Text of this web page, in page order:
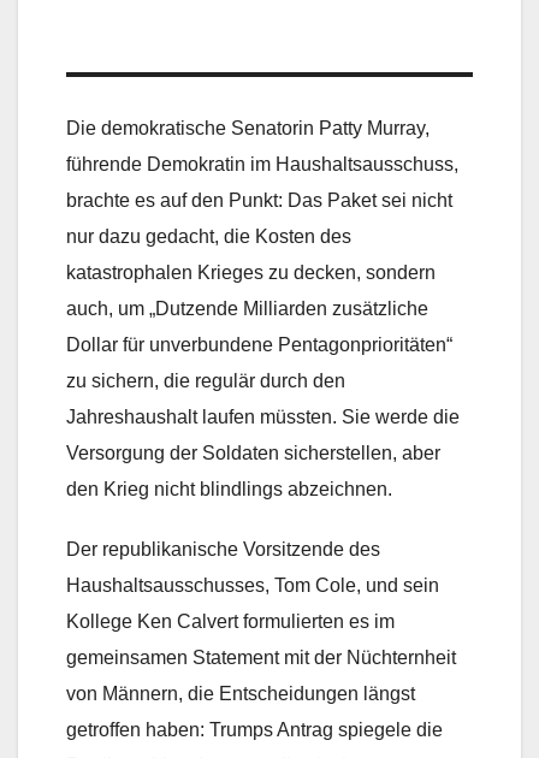
Die demokratische Senatorin Patty Murray,
führende Demokratin im Haushaltsausschuss,
brachte es auf den Punkt: Das Paket sei nicht
nur dazu gedacht, die Kosten des
katastrophalen Krieges zu decken, sondern
auch, um „Dutzende Milliarden zusätzliche
Dollar für unverbundene Pentagonprioritäten“
zu sichern, die regulär durch den
Jahreshaushalt laufen müssten. Sie werde die
Versorgung der Soldaten sicherstellen, aber
den Krieg nicht blindlings abzeichnen.
Der republikanische Vorsitzende des
Haushaltsausschusses, Tom Cole, und sein
Kollege Ken Calvert formulierten es im
gemeinsamen Statement mit der Nüchternheit
von Männern, die Entscheidungen längst
getroffen haben: Trumps Antrag spiegele die